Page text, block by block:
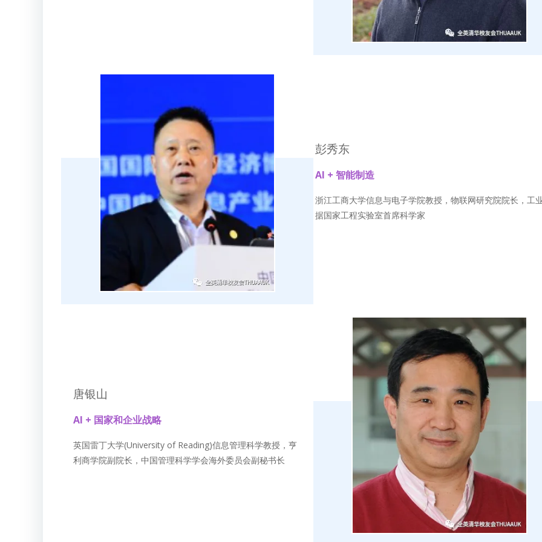
彭秀东
AI + 智能制造
浙江工商大学信息与电子学院教授，物联网研究院院长，工
据国家工程实验室首席科学家
唐银山
AI + 国家和企业战略
英国雷丁大学(University of Reading)信息管理科学教授，亨
利商学院副院长，中国管理科学学会海外委员会副秘书长